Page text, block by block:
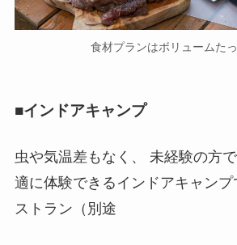
食材プランはボリュームたっ
■インドアキャンプ
虫や気温差もなく、 未経験の方
適に体験できるインドアキャンプ
ストラン（別途